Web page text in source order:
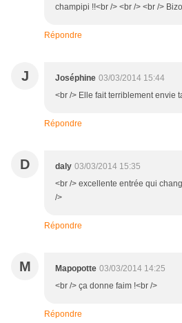
champipi !!<br /> <br /> <br />
Répondre
J Joséphine 03/03/2014 15:44
<br /> Elle fait terriblement envie
Répondre
D daly 03/03/2014 15:35
<br /> excellente entrée qui
/>
Répondre
M Mapopotte 03/03/2014 14:25
<br /> ça donne faim !<br />
Répondre